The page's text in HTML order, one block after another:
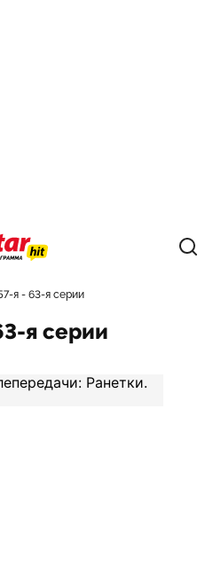
я - 63-я серии
я серии